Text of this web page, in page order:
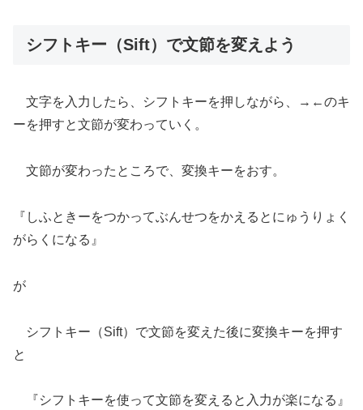
シフトキー（Sift）で文節を変えよう
文字を入力したら、シフトキーを押しながら、→←のキ
ーを押すと文節が変わっていく。
文節が変わったところで、変換キーをおす。
『しふときーをつかってぶんせつをかえるとにゅうりょく
がらくになる』
が
シフトキー（Sift）で文節を変えた後に変換キーを押す
と
『シフトキーを使って文節を変えると入力が楽になる』